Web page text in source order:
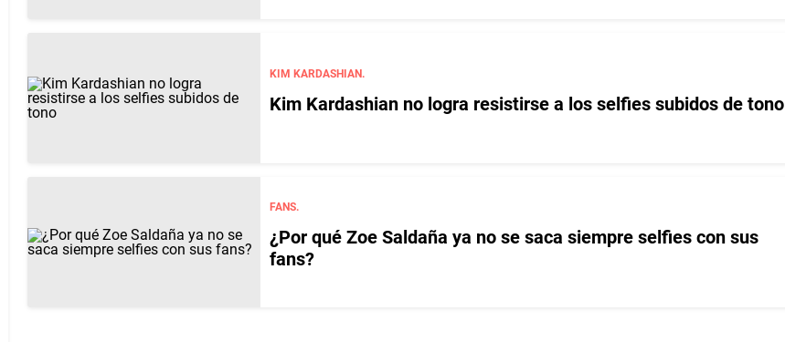
KIM KARDASHIAN.
Kim Kardashian no logra resistirse a los selfies subidos de tono
FANS.
¿Por qué Zoe Saldaña ya no se saca siempre selfies con sus
fans?